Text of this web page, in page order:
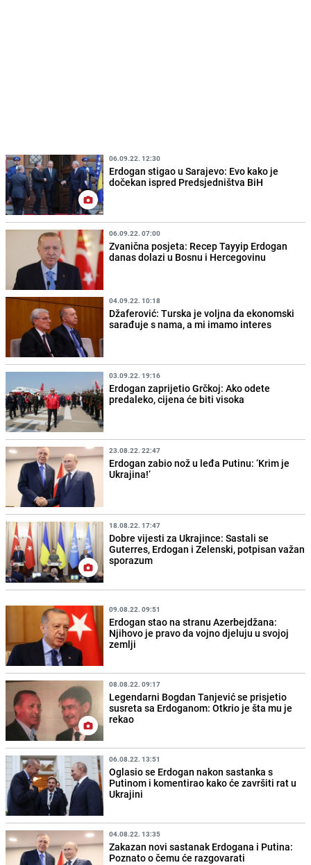
06.09.22. 12:30
Erdogan stigao u Sarajevo: Evo kako je
dočekan ispred Predsjedništva BiH
06.09.22. 07:00
Zvanična posjeta: Recep Tayyip Erdogan
danas dolazi u Bosnu i Hercegovinu
04.09.22. 10:18
Džaferović: Turska je voljna da ekonomski
sarađuje s nama, a mi imamo interes
03.09.22. 19:16
Erdogan zaprijetio Grčkoj: Ako odete
predaleko, cijena će biti visoka
23.08.22. 22:47
Erdogan zabio nož u leđa Putinu: ‘Krim je
Ukrajina!‘
18.08.22. 17:47
Dobre vijesti za Ukrajince: Sastali se
Guterres, Erdogan i Zelenski, potpisan važan
sporazum
09.08.22. 09:51
Erdogan stao na stranu Azerbejdžana:
Njihovo je pravo da vojno djeluju u svojoj
zemlji
08.08.22. 09:17
Legendarni Bogdan Tanjević se prisjetio
susreta sa Erdoganom: Otkrio je šta mu je
rekao
06.08.22. 13:51
Oglasio se Erdogan nakon sastanka s
Putinom i komentirao kako će završiti rat u
Ukrajini
04.08.22. 13:35
Zakazan novi sastanak Erdogana i Putina:
Poznato o čemu će razgovarati